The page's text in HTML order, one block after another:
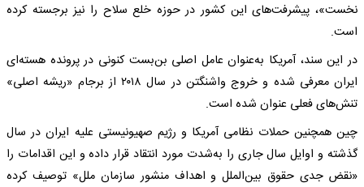
نخست»، پیشرفت‌های این کشور در حوزه خلع سلاح را نیز برجسته کرده
است.
در این سند، آمریکا به‌عنوان عامل اصلی بن‌بست کنونی در پرونده هسته‌ای
ایران معرفی شده و خروج واشنگتن در سال ۲۰۱۸ از برجام «ریشه اصلی»
تنش‌های فعلی عنوان شده است.
چین همچنین حملات نظامی آمریکا و رژیم صهیونیستی علیه ایران در سال
گذشته و اوایل سال جاری را به‌شدت مورد انتقاد قرار داده و این اقدامات را
«نقض جدی حقوق بین‌الملل و اهداف منشور سازمان ملل» توصیف کرده